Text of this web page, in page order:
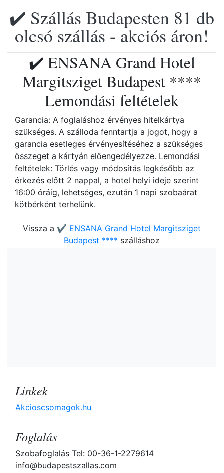
✔️ Szállás Budapesten 81 db
olcsó szállás - akciós áron!
✔️ ENSANA Grand Hotel
Margitsziget Budapest ****
Lemondási feltételek
Garancia: A foglaláshoz érvényes hitelkártya
szükséges. A szálloda fenntartja a jogot, hogy a
garancia esetleges érvényesítéséhez a szükséges
összeget a kártyán előengedélyezze. Lemondási
feltételek: Törlés vagy módosítás legkésőbb az
érkezés előtt 2 nappal, a hotel helyi ideje szerint
16:00 óráig, lehetséges, ezután 1 napi szobaárat
kötbérként terhelünk.
Vissza a ✔️ ENSANA Grand Hotel Margitsziget
Budapest **** szálláshoz
Linkek
Akcioscsomagok.hu
Foglalás
Szobafoglalás Tel: 00-36-1-2279614
info@budapestszallas.com